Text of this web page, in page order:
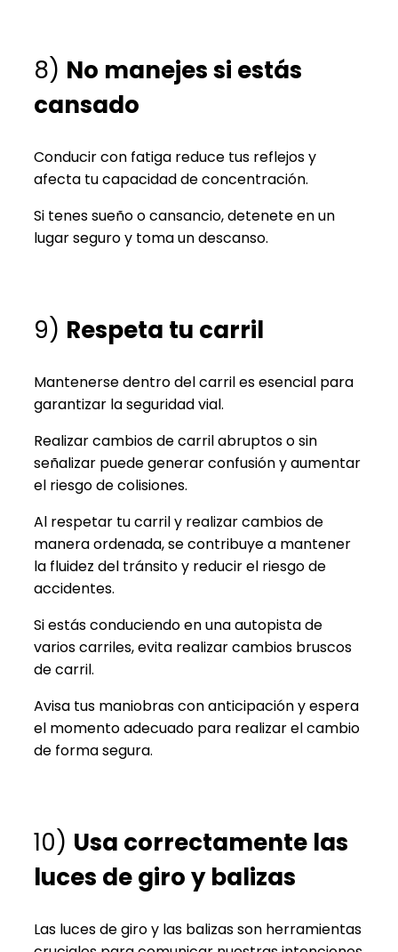
8) No manejes si estás
cansado
Conducir con fatiga reduce tus reflejos y
afecta tu capacidad de concentración.
Si tenes sueño o cansancio, detenete en un
lugar seguro y toma un descanso.
9) Respeta tu carril
Mantenerse dentro del carril es esencial para
garantizar la seguridad vial.
Realizar cambios de carril abruptos o sin
señalizar puede generar confusión y aumentar
el riesgo de colisiones.
Al respetar tu carril y realizar cambios de
manera ordenada, se contribuye a mantener
la fluidez del tránsito y reducir el riesgo de
accidentes.
Si estás conduciendo en una autopista de
varios carriles, evita realizar cambios bruscos
de carril.
Avisa tus maniobras con anticipación y espera
el momento adecuado para realizar el cambio
de forma segura.
10) Usa correctamente las
luces de giro y balizas
Las luces de giro y las balizas son herramientas